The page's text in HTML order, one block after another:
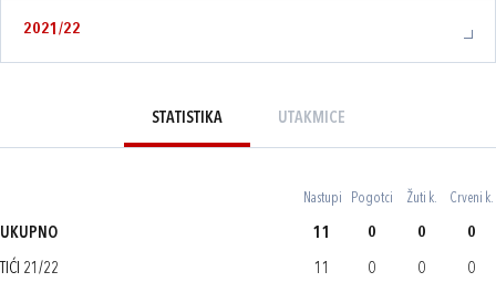
2021/22
STATISTIKA UTAKMICE
Nastupi Pogotci Žuti k. Crveni k.
UKUPNO 11 0 0 0
TIĆI 21/22 11 0 0 0